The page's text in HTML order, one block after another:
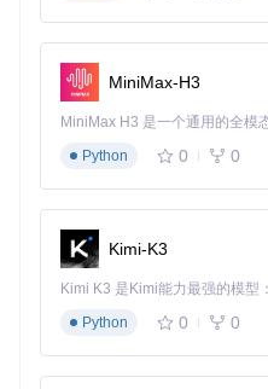
版本的图形系统，至少
核心步骤
# 1. 克隆项目仓库
git clone https://
# 2. 进入项目目录
# 3. 根据目标平台编译（以
mkdir build && cd build
cmake ..
make
# 4. 运行游戏并指定原版资源路
MiniMax-H3
Python
0 0
Kimi-K3
Python
0 0